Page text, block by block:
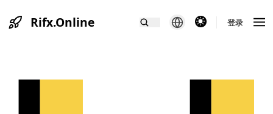
Rifx.Online theme switcher登录